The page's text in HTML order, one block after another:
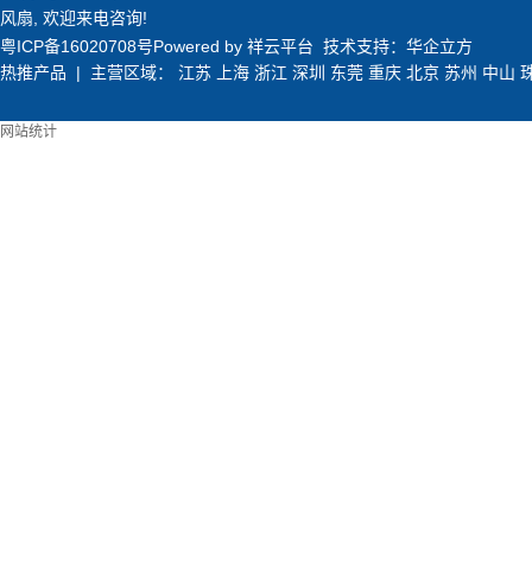
风扇 , 欢迎来电咨询!
粤ICP备16020708号Powered by 祥云平台 技术支持： 华企立方
热推产品 | 主营区域： 江苏 上海 浙江 深圳 东莞 重庆 北京 苏州 中山
网站统计